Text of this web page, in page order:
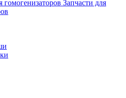
Запчасти для